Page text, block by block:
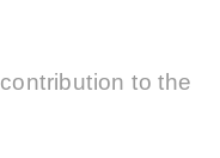
to the